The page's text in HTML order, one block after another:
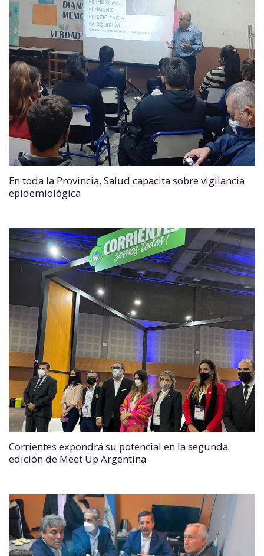
En toda la Provincia, Salud capacita sobre vigilancia
epidemiológica
Corrientes expondrá su potencial en la segunda
edición de Meet Up Argentina